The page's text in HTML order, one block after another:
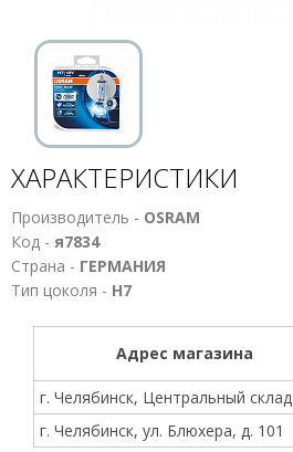
ХАРАКТЕРИСТИКИ
Производитель - OSRAM
Код - я7834
Страна - ГЕРМАНИЯ
Тип цоколя - Н7
Адрес магазина
г. Челябинск, Центральный склад
г. Челябинск, ул. Блюхера, д. 101